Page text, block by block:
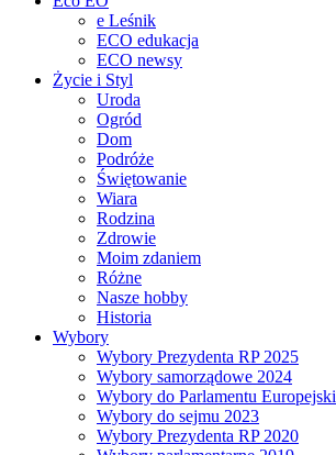
e Leśnik
ECO edukacja
ECO newsy
Życie i Styl
Uroda
Ogród
Dom
Podróże
Świętowanie
Wiara
Rodzina
Zdrowie
Moim zdaniem
Różne
Nasze hobby
Historia
Wybory
Wybory Prezydenta RP 2025
Wybory samorządowe 2024
Wybory do Parlamentu
Wybory do sejmu 2023
Wybory Prezydenta RP 2020